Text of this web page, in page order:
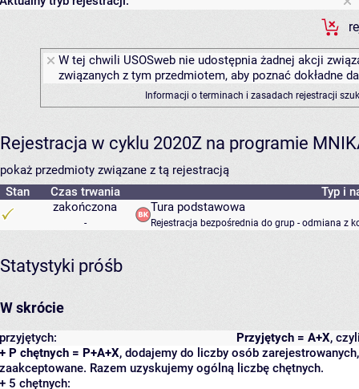
W tej chwili USOSweb nie udostępnia żadnej akcji
związanych z tym przedmiotem, aby poznać dokładne
Informacji o terminach i zasadach rejestracji
Rejestracja w cyklu 2020Z na programie
pokaż przedmioty związane z tą rejestracją
Stan
Czas trwania
Typ i
zakończona
-
Tura podstawowa
Rejestracja bezpośrednia do grup - odmiana z
Statystyki próśb
W skrócie
Przyjętych = A+X,
przyjętych:
+ P chętnych = P+A+X, dodajemy do liczby osób
zaakceptowane. Razem uzyskujemy ogólną liczbę chętnych.
+ 5 chętnych: